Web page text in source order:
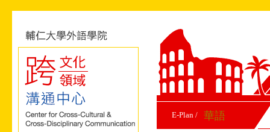
E-Plan / 華語